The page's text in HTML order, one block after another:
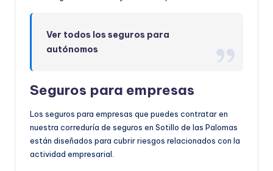
Ver todos los seguros para
autónomos
Seguros para empresas
Los seguros para empresas que puedes contratar en
nuestra correduría de seguros en Sotillo de las Palomas
están diseñados para cubrir riesgos relacionados con la
actividad empresarial.